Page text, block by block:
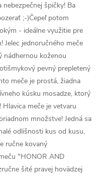
nebezpečnej špičky! Ba
;-)Čepeľ potom
- ideálne využitie pre
Jelec jednoručného meče
nádhernou koženou
pevný prepletený
meče je prostá, žiadna
kúsku mosadze, ktorý
meče je vetvaru
množstve! Jedná sa
odlišnosti kus od kusu,
ručne kovaný
"HONOR AND
šité pravej hovädzej